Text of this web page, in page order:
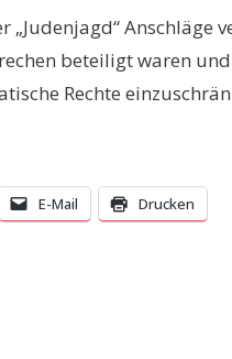
beteiligt waren
Rechte
E-Mail Drucken